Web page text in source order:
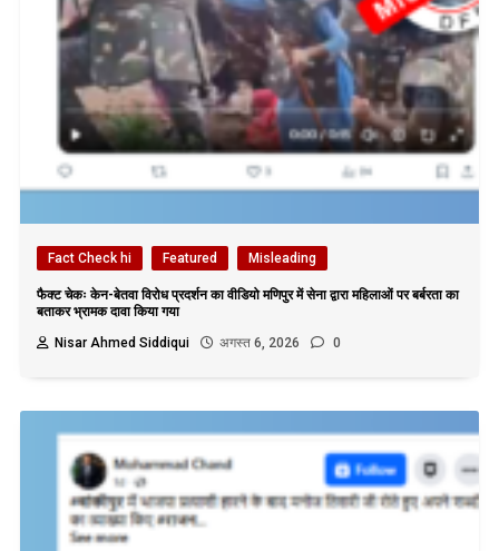
Fact Check hi Featured Misleading
फैक्ट चेकः केन-बेतवा विरोध प्रदर्शन का वीडियो मणिपुर में सेना द्वारा महिलाओं पर बर्बरता का
बताकर भ्रामक दावा किया गया
Nisar Ahmed Siddiqui
अगस्त 6, 2026 0